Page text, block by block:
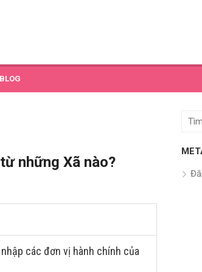
BLOG
những Xã nào?
các đơn vị hành chính của
Tìm
quả